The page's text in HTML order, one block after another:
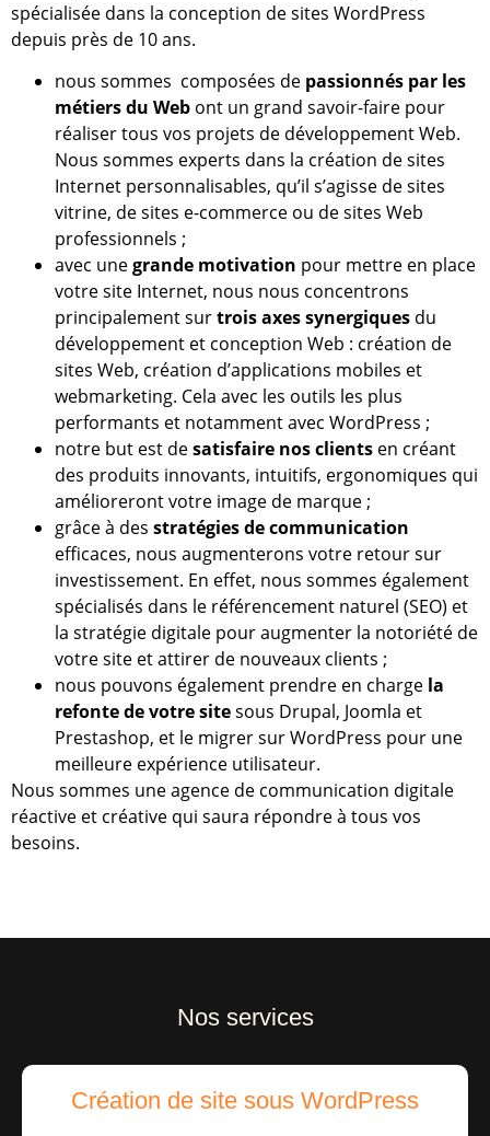
spécialisée dans la conception de sites WordPress
depuis près de 10 ans.
nous sommes composées de passionnés par les
métiers du Web ont un grand savoir-faire pour
réaliser tous vos projets de développement Web.
Nous sommes experts dans la création de sites
Internet personnalisables, qu’il s’agisse de sites
vitrine, de sites e-commerce ou de sites Web
professionnels ;
avec unegrande motivation pour mettre en place
votre site Internet, nous nous concentrons
principalement surtrois axes synergiques du
développement et conception Web : création de
sites Web, création d’applications mobiles et
webmarketing. Cela avec les outils les plus
performants et notamment avec WordPress ;
notre but est desatisfaire nos clients en créant
des produits innovants, intuitifs, ergonomiques qui
amélioreront votre image de marque ;
grâce à des stratégies de communication
efficaces, nous augmenterons votre retour sur
investissement. En effet, nous sommes également
spécialisés dans le référencement naturel (SEO) et
la stratégie digitale pour augmenter la notoriété de
votre site et attirer de nouveaux clients ;
nous pouvons également prendre en charge la
refonte de votre sitesous Drupal, Joomla et
Prestashop, et le migrer sur WordPress pour une
meilleure expérience utilisateur.
Nous sommes une agence de communication digitale
réactive et créative qui saura répondre à tous vos
besoins.
Nos services
Création de site sous WordPress